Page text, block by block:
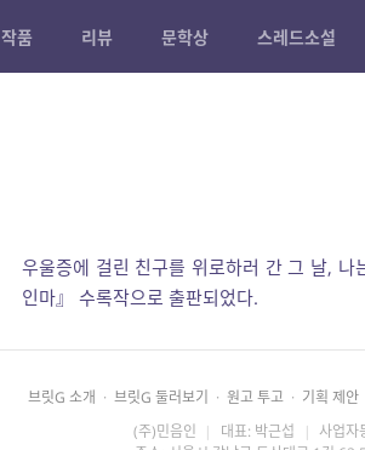
작품 리뷰 문학상 스레드소설
우울증에 걸린 친구를 위로하러 간 그 날,
인마』 수록작으로 출판되었다.
브릿G 소개 · 브릿G 둘러보기 · 원고 투고 · 기획 제안
(주)민음인 | 대표: 박근섭 | 사업